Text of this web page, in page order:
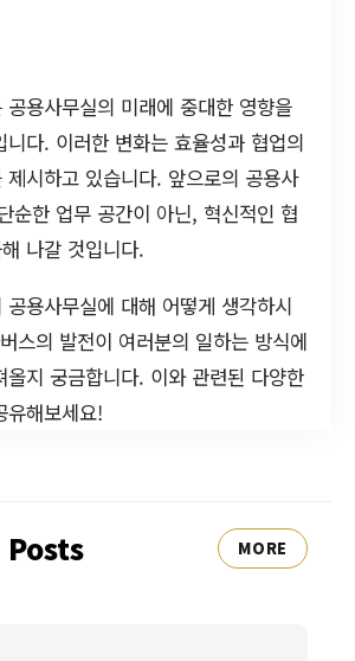
용사무실의 미래에 중대한 영향을
니다. 이러한 변화는 효율성과 협업의
제시하고 있습니다. 앞으로의 공용사
순한 업무 공간이 아닌, 혁신적인 협
나갈 것입니다.
공용사무실에 대해 어떻게 생각하시
스의 발전이 여러분의 일하는 방식에
올지 궁금합니다. 이와 관련된 다양한
유해보세요!
MORE